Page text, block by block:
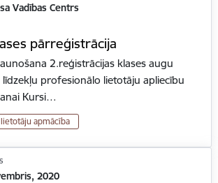
Vadības Centrs
pārreģistrācija
2.reģistrācijas klases augu
līdzekļu profesionālo lietotāju apliecību
Kursi…
apmācība
2020